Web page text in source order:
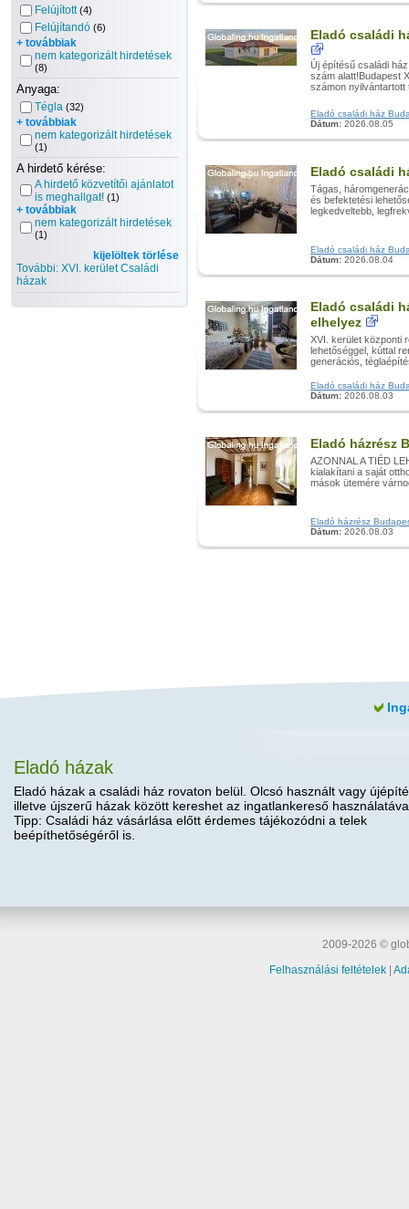
Felújított (4)
Felújítandó (6)
+ továbbiak
nem kategorizált hirdetések
(8)
Anyaga:
Tégla (32)
+ továbbiak
nem kategorizált hirdetések
(1)
A hirdető kérése:
A hirdető közvetítői ajánlatot
is meghallgat! (1)
+ továbbiak
nem kategorizált hirdetések
(1)
kijelöltek törlése
További: XVI. kerület Családi
házak
Eladó családi
Új építésű családi
szám alatt!Budapest
számon nyilvántartott
Eladó családi ház
Dátum: 2026.08.05
Eladó családi
Tágas,
és befektetési
legkedveltebb,
Eladó családi ház
Dátum: 2026.08.04
Eladó családi
elhelyez
XVI. kerület központi
lehetőséggel, kúttal
generációs,
Eladó családi ház
Dátum: 2026.08.03
Eladó házrész
AZONNAL A TIÉD
kialakítani a saját
mások ütemére
Eladó házrész
Dátum: 2026.08.03
Eladó házak
Eladó házak a családi ház rovaton belül. Olcsó használt vagy
illetve újszerű házak között kereshet az ingatlankereső
Tipp: Családi ház vásárlása előtt érdemes tájékozódni a telek
beépíthetőségéről is.
2009-2026 ©
Felhasználási feltételek